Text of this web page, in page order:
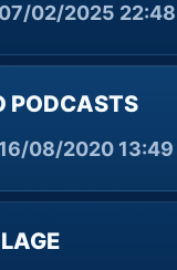
07/02/2025 22:48
PODCASTS
16/08/2020 13:49